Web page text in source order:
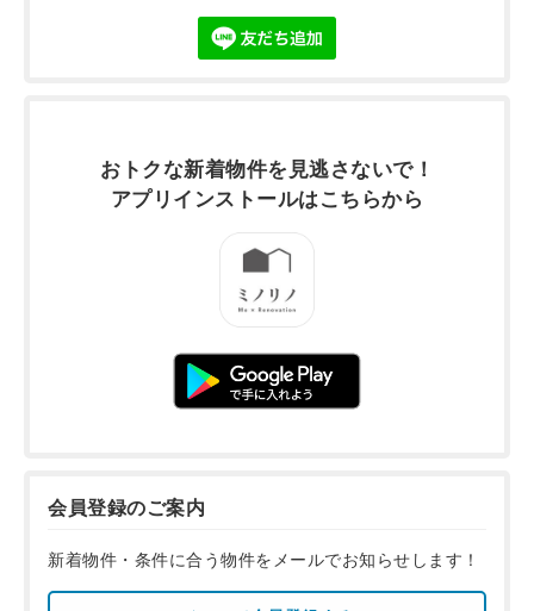
おトクな新着物件を 見逃さないで！
アプリインストールはこちらから
会員登録のご案内
新着物件・条件に合う物件をメールでお知らせします！